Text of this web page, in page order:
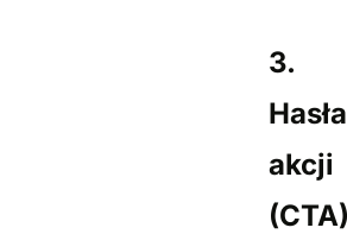
3.
Hasła
akcji